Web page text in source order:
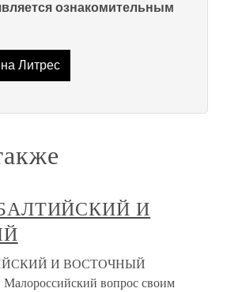
ознакомительным
Литрес
И
И ВОСТОЧНЫЙ
Малороссийский вопрос своим